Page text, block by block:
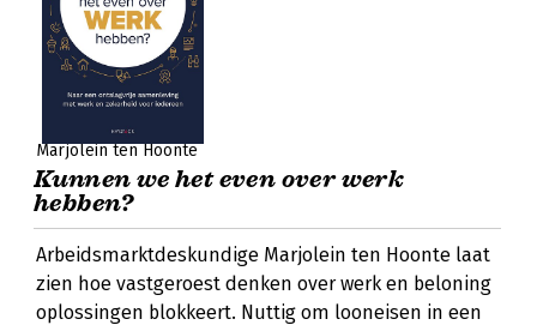
Marjolein ten Hoonte
Kunnen we het even over werk
hebben?
Arbeidsmarktdeskundige Marjolein ten Hoonte laat
zien hoe vastgeroest denken over werk en beloning
oplossingen blokkeert. Nuttig om looneisen in een